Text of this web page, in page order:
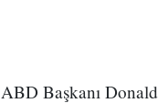
ABD Başkanı